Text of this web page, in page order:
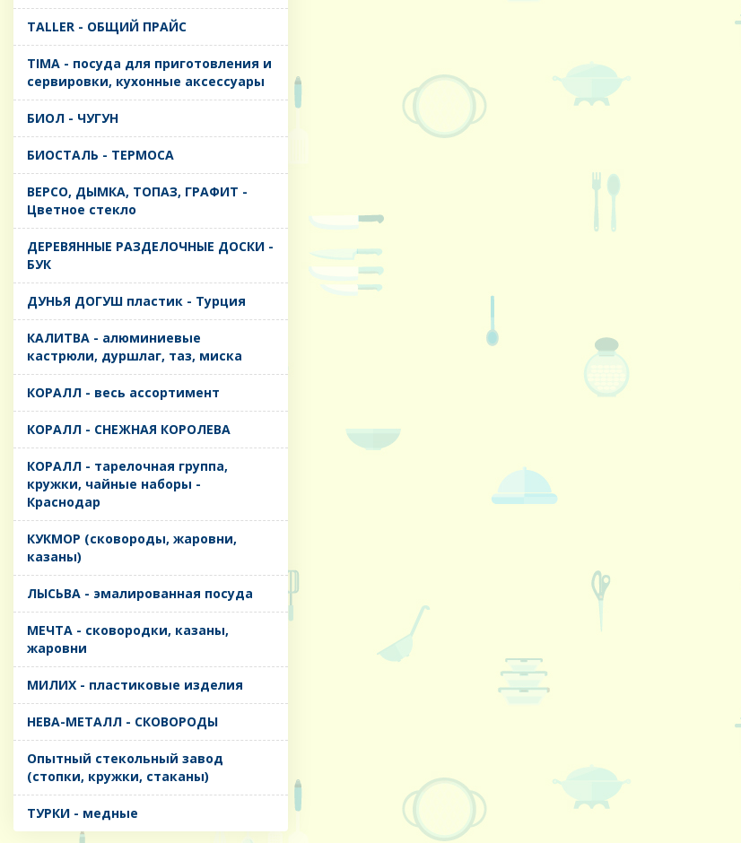
TALLER - ОБЩИЙ ПРАЙС
TIMA - посуда для приготовления и
сервировки, кухонные аксессуары
БИОЛ - ЧУГУН
БИОСТАЛЬ - ТЕРМОСА
ВЕРСО, ДЫМКА, ТОПАЗ, ГРАФИТ -
Цветное стекло
ДЕРЕВЯННЫЕ РАЗДЕЛОЧНЫЕ ДОСКИ -
БУК
ДУНЬЯ ДОГУШ пластик - Турция
КАЛИТВА - алюминиевые
кастрюли, дуршлаг, таз, миска
КОРАЛЛ - весь ассортимент
КОРАЛЛ - СНЕЖНАЯ КОРОЛЕВА
КОРАЛЛ - тарелочная группа,
кружки, чайные наборы -
Краснодар
КУКМОР (сковороды, жаровни,
казаны)
ЛЫСЬВА - эмалированная посуда
МЕЧТА - сковородки, казаны,
жаровни
МИЛИХ - пластиковые изделия
НЕВА-МЕТАЛЛ - СКОВОРОДЫ
Опытный стекольный завод
(стопки, кружки, стаканы)
ТУРКИ - медные